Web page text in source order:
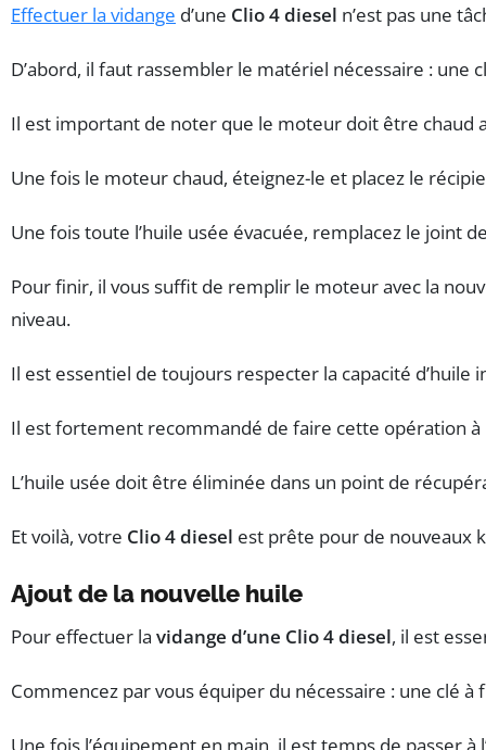
Effectuer la vidange d’une Clio 4 diesel n’est pas une
D’abord, il faut rassembler le matériel nécessaire :
Il est important de noter que le moteur doit être chaud
Une fois le moteur chaud, éteignez-le et placez le
Une fois toute l’huile usée évacuée, remplacez le joint
Pour finir, il vous suffit de remplir le moteur avec la
niveau.
Il est essentiel de toujours respecter la capacité
Il est fortement recommandé de faire cette opération à
L’huile usée doit être éliminée dans un point de
Et voilà, votre Clio 4 diesel est prête pour de nouveaux
Ajout de la nouvelle huile
Pour effectuer la vidange d’une Clio 4 diesel, il est
Commencez par vous équiper du nécessaire : une clé
Une fois l’équipement en main, il est temps de passer